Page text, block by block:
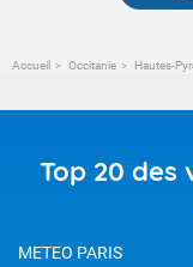
Accueil Occitanie Hautes-
Top 20 des
METEO PARIS